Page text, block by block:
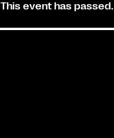
This event has passed.